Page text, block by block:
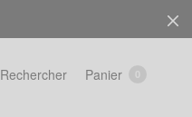
Rechercher Panier